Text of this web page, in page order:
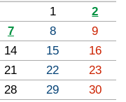
1
2
7 8
9
14 15
16
21 22
23
28 29
30